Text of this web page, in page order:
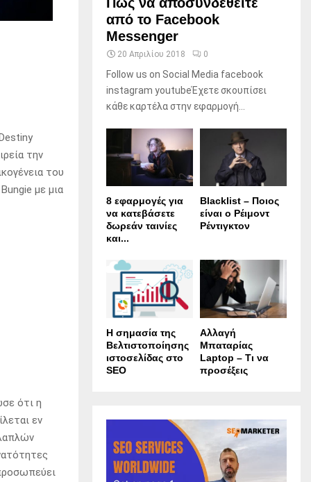
την
του
με μια
ότι η
εν
από το Facebook
Messenger
20 Απριλίου 2018 0
Follow us on Social Media facebook
instagram youtubeΈχετε σκουπίσει
κάθε καρτέλα στην εφαρμογή...
8 εφαρμογές για
να κατεβάσετε
δωρεάν ταινίες
και...
Blacklist – Ποιος
είναι ο Ρέιμοντ
Ρέντιγκτον
Η σημασία της
Βελτιστοποίησης
ιστοσελίδας στο
SEO
Αλλαγή
Μπαταρίας
Laptop – Τι να
προσέξεις